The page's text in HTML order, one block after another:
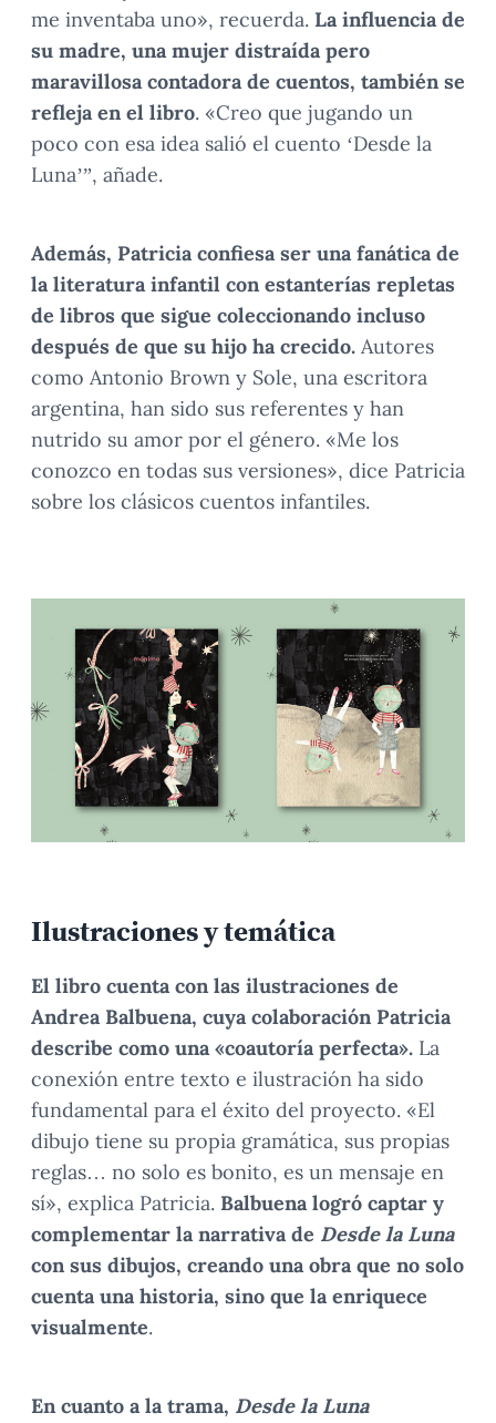
me inventaba uno», recuerda. La influencia de
su madre, una mujer distraída pero
maravillosa contadora de cuentos, también se
refleja en el libro. «Creo que jugando un
poco con esa idea salió el cuento ‘Desde la
Luna’”, añade.
Además, Patricia confiesa ser una fanática de
la literatura infantil con estanterías repletas
de libros que sigue coleccionando incluso
después de que su hijo ha crecido. Autores
como Antonio Brown y Sole, una escritora
argentina, han sido sus referentes y han
nutrido su amor por el género. «Me los
conozco en todas sus versiones», dice Patricia
sobre los clásicos cuentos infantiles.
Ilustraciones y temática
El libro cuenta con las ilustraciones de
Andrea Balbuena, cuya colaboración Patricia
describe como una «coautoría perfecta». La
conexión entre texto e ilustración ha sido
fundamental para el éxito del proyecto. «El
dibujo tiene su propia gramática, sus propias
reglas… no solo es bonito, es un mensaje en
sí», explica Patricia. Balbuena logró captar y
complementar la narrativa de Desde la Luna
con sus dibujos, creando una obra que no solo
cuenta una historia, sino que la enriquece
visualmente.
En cuanto a la trama, Desde la Luna